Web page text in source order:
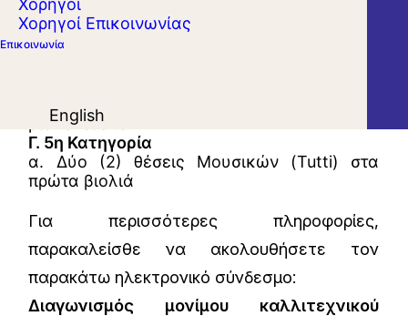
Χορηγοί
Χορηγοί Επικοινωνίας
Επικοινωνία
English
Α. 3η Κατηγορία
α. Μία (1) θέση Κορυφαίου Α’ στα
α. Μία (1) θέση Μουσικών (Tutti) στα
βιολοντσέλα
Γ. 5η Κατηγορία
α. Δύο (2) θέσεις Μουσικών (Tutti) στα
πρώτα βιολιά
Για περισσότερες πληροφορίες,
παρακαλείσθε να ακολουθήσετε τον
παρακάτω ηλεκτρονικό σύνδεσμο:
Διαγωνισμός μονίμου καλλιτεχνικού